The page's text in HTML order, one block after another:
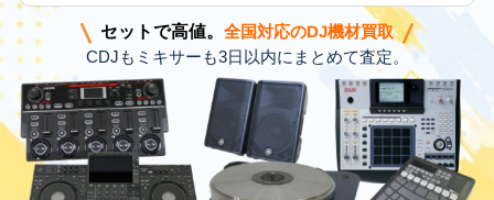
セットで高値。全国対応のDJ機材買取
CDJもミキサーも3日以内にまとめて査定。